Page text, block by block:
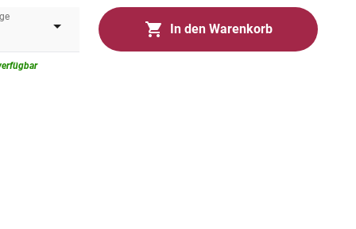
In den Warenkorb